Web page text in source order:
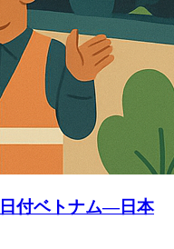
日付ベトナム―日本